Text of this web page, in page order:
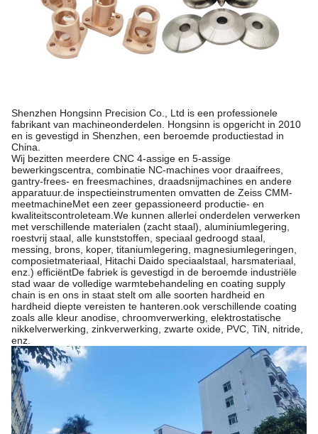
Shenzhen Hongsinn Precision Co., Ltd is een professionele
fabrikant van machineonderdelen. Hongsinn is opgericht in 2010
en is gevestigd in Shenzhen, een beroemde productiestad in
China.
Wij bezitten meerdere CNC 4-assige en 5-assige
bewerkingscentra, combinatie NC-machines voor draaifrees,
gantry-frees- en freesmachines, draadsnijmachines en andere
apparatuur.de inspectieinstrumenten omvatten de Zeiss CMM-
meetmachineMet een zeer gepassioneerd productie- en
kwaliteitscontroleteam.We kunnen allerlei onderdelen verwerken
met verschillende materialen (zacht staal), aluminiumlegering,
roestvrij staal, alle kunststoffen, speciaal gedroogd staal,
messing, brons, koper, titaniumlegering, magnesiumlegeringen,
composietmateriaal, Hitachi Daido speciaalstaal, harsmateriaal,
enz.) efficiëntDe fabriek is gevestigd in de beroemde industriële
stad waar de volledige warmtebehandeling en coating supply
chain is en ons in staat stelt om alle soorten hardheid en
hardheid diepte vereisten te hanteren.ook verschillende coating
zoals alle kleur anodise, chroomverwerking, elektrostatische
nikkelverwerking, zinkverwerking, zwarte oxide, PVC, TiN, nitride,
enz.